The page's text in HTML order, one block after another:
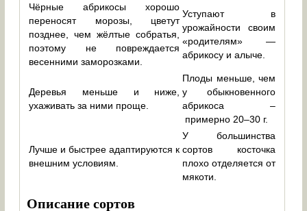
Чёрные абрикосы хорошо
переносят морозы, цветут
позднее, чем жёлтые собратья,
поэтому не повреждается
весенними заморозками.
Уступают в
урожайности своим
«родителям» —
абрикосу и алыче.
Деревья меньше и ниже,
ухаживать за ними проще.
Плоды меньше, чем
у обыкновенного
абрикоса –
примерно 20–30 г.
Лучше и быстрее адаптируются к
внешним условиям.
У большинства
сортов косточка
плохо отделяется от
мякоти.
Описание сортов